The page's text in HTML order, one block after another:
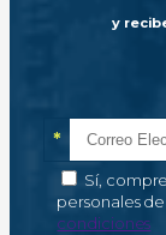
y
Correo
*Campo
Autorización
Sí,
personales
condiciones